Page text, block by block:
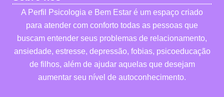
A Perfil Psicologia e Bem Estar é um espaço criado
para atender com conforto todas as pessoas que
buscam entender seus problemas de relacionamento,
ansiedade, estresse, depressão, fobias, psicoeducação
de filhos, além de ajudar aquelas que desejam
aumentar seu nível de autoconhecimento.